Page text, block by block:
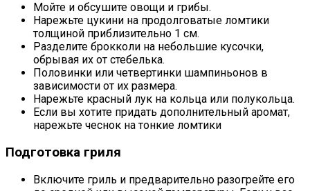
Мойте и обсушите овощи и грибы.
Нарежьте цукини на продолговатые ломтики
толщиной приблизительно 1 см.
Разделите брокколи на небольшие кусочки,
обрывая их от стебелька.
Половинки или четвертинки шампиньонов в
зависимости от их размера.
Нарежьте красный лук на кольца или полукольца.
Если вы хотите придать дополнительный аромат,
нарежьте чеснок на тонкие ломтики
Подготовка гриля
Включите гриль и предварительно разогрейте его